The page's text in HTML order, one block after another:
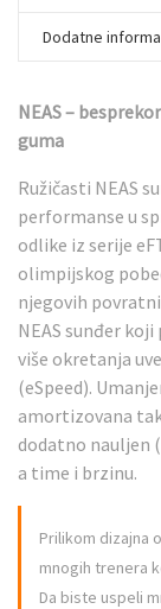
Dodatne
NEAS –
guma
Ružičasti NEAS
performanse u
odlike iz serije
olimpijskog
njegovih
NEAS sunđer
više okretanja
(eSpeed).
amortizovana
dodatno nauljen
a time i brzinu.
Prilikom dizajna
mnogih trenera
Da biste uspeli